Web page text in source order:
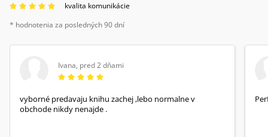
kvalita komunikácie
* hodnotenia za posledných 90 dní
Ivana, pred 2 dňami
vyborné predavaju knihu zachej ,lebo normalne v
obchode nikdy nenajde .